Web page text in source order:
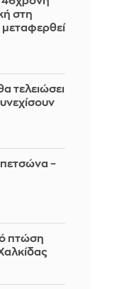
στη
τελειώσει
–
πτώση